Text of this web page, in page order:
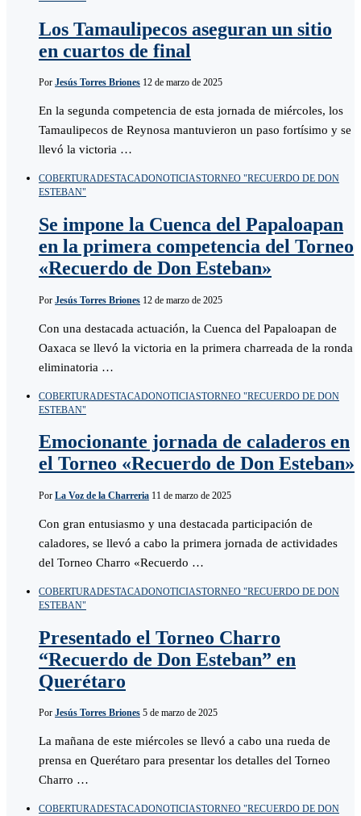
Los Tamaulipecos aseguran un sitio
en cuartos de final
Por Jesús Torres Briones 12 de marzo de 2025
En la segunda competencia de esta jornada de miércoles, los
Tamaulipecos de Reynosa mantuvieron un paso fortísimo y se
llevó la victoria …
COBERTURADESTACADONOTICIASTORNEO "RECUERDO DE DON
ESTEBAN"
Se impone la Cuenca del Papaloapan
en la primera competencia del Torneo
«Recuerdo de Don Esteban»
Por Jesús Torres Briones 12 de marzo de 2025
Con una destacada actuación, la Cuenca del Papaloapan de
Oaxaca se llevó la victoria en la primera charreada de la ronda
eliminatoria …
COBERTURADESTACADONOTICIASTORNEO "RECUERDO DE DON
ESTEBAN"
Emocionante jornada de caladeros en
el Torneo «Recuerdo de Don Esteban»
Por La Voz de la Charreria 11 de marzo de 2025
Con gran entusiasmo y una destacada participación de
caladores, se llevó a cabo la primera jornada de actividades
del Torneo Charro «Recuerdo …
COBERTURADESTACADONOTICIASTORNEO "RECUERDO DE DON
ESTEBAN"
Presentado el Torneo Charro
“Recuerdo de Don Esteban” en
Querétaro
Por Jesús Torres Briones 5 de marzo de 2025
La mañana de este miércoles se llevó a cabo una rueda de
prensa en Querétaro para presentar los detalles del Torneo
Charro …
COBERTURADESTACADONOTICIASTORNEO "RECUERDO DE DON